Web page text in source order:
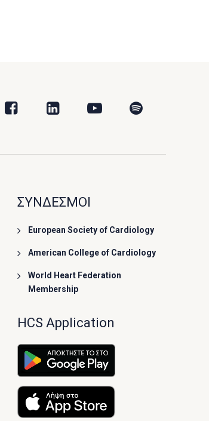
ΣΥΝΔΕΣΜΟΙ
European Society of Cardiology
American College of Cardiology
World Heart Federation
Membership
HCS Application